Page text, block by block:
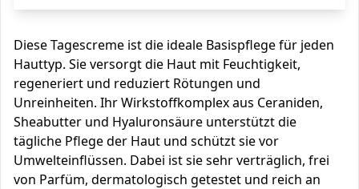
Diese Tagescreme ist die ideale Basispflege für jeden
Hauttyp. Sie versorgt die Haut mit Feuchtigkeit,
regeneriert und reduziert Rötungen und
Unreinheiten. Ihr Wirkstoffkomplex aus Ceraniden,
Sheabutter und Hyaluronsäure unterstützt die
tägliche Pflege der Haut und schützt sie vor
Umwelteinflüssen. Dabei ist sie sehr verträglich, frei
von Parfüm, dermatologisch getestet und reich an